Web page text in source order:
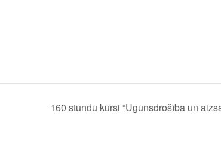
160 stundu kursi “Ugunsdrošība un